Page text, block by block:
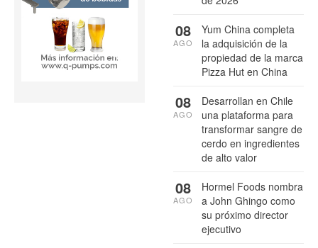
Yum China completa
la adquisición de la
propiedad de la marca
Pizza Hut en China
08
AGO
Desarrollan en Chile
una plataforma para
transformar sangre de
cerdo en ingredientes
de alto valor
08
AGO
Hormel Foods nombra
a John Ghingo como
su próximo director
ejecutivo
08
AGO